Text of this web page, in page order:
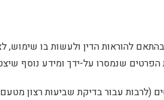
להוראות הדין ולעשות בו שימוש,
שנמסרו על-ידך ומידע נוסף
(לרבות עבור בדיקת שביעות רצון